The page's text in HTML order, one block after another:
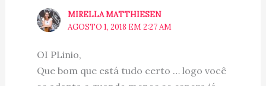
MIRELLA MATTHIESEN
AGOSTO 1, 2018 EM 2:27 AM
OI PLinio,
Que bom que está tudo certo … logo você